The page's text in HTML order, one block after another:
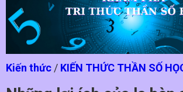
Kiến thức / KIẾN THỨC THẦN SỐ